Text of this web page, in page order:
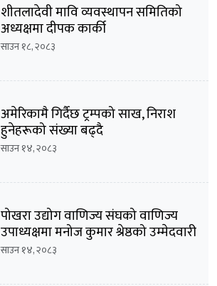
शीतलादेवी मावि व्यवस्थापन समितिको
अध्यक्षमा दीपक कार्की
साउन १८, २०८३
अमेरिकामै गिर्दैछ ट्रम्पको साख, निराश
हुनेहरूको संख्या बढ्दै
साउन १४, २०८३
पोखरा उद्योग वाणिज्य संघको वाणिज्य
उपाध्यक्षमा मनोज कुमार श्रेष्ठको उम्मेदवारी
घोषणा
साउन १४, २०८३